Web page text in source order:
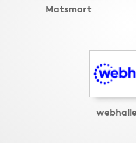
Matsmart